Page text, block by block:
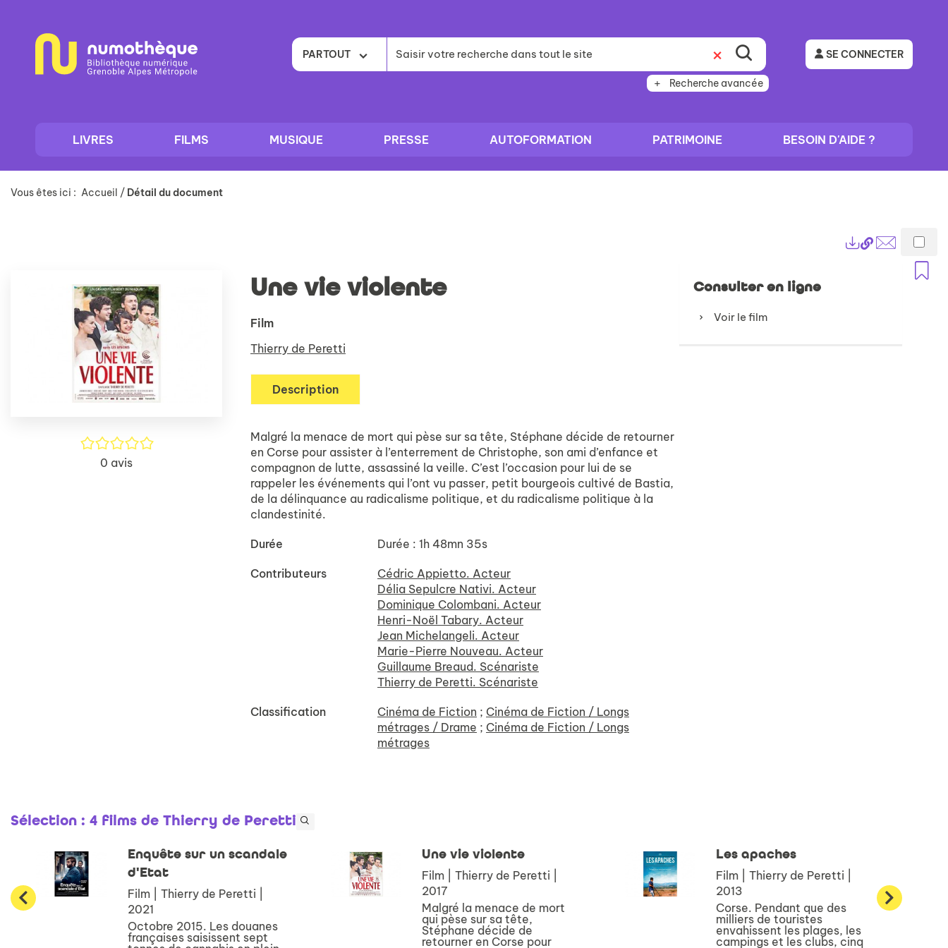
contenu
PARTOUT
Recherche avancée
SE CONNECTER
LIVRES FILMS MUSIQUE PRESSE AUTOFORMATION PATRIMOINE BESOIN D'AIDE ?
Vous êtes ici : Accueil / Détail du document
Lien
permanent
(Nouvelle
Envoyer
/5
0 avis
Une vie violente
Film
Thierry de Peretti
Description
Malgré la menace de mort qui pèse sur sa tête, Stéphane décide de retourner
en Corse pour assister à l’enterrement de Christophe, son ami d’enfance et
compagnon de lutte, assassiné la veille. C’est l’occasion pour lui de se
rappeler les événements qui l’ont vu passer, petit bourgeois cultivé de Bastia,
de la délinquance au radicalisme politique, et du radicalisme politique à la
clandestinité.
Durée Durée : 1h 48mn 35s
Contributeurs
Cédric Appietto. Acteur
Délia Sepulcre Nativi. Acteur
Dominique Colombani. Acteur
Henri-Noël Tabary. Acteur
Jean Michelangeli. Acteur
Marie-Pierre Nouveau. Acteur
Guillaume Breaud. Scénariste
Thierry de Peretti. Scénariste
Classification Cinéma de Fiction ; Cinéma de Fiction / Longs
métrages / Drame ; Cinéma de Fiction / Longs
métrages
Consulter en ligne
Voir le film
Sélection : 4 films de Thierry de Peretti
Une vie violente
Film | Thierry de Peretti |
2017
Malgré la menace de mort
qui pèse sur sa tête,
Stéphane décide de
retourner en Corse pour
Les apaches
Film | Thierry de Peretti |
2013
Corse. Pendant que des
milliers de touristes
envahissent les plages, les
campings et les clubs, cinq
Enquête sur un scandale
d'Etat
Film | Thierry de Peretti |
2021
Octobre 2015. Les douanes
françaises saisissent sept